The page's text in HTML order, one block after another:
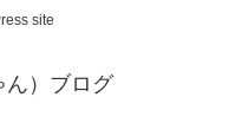
site
ん）ブログ